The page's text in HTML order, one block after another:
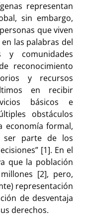
representan
sin embargo,
que viven
las palabras del
y comunidades
reconocimiento
y recursos
en recibir
básicos e
obstáculos
economía formal,
ser parte de los
[1]. En el
que la población
[2], pero,
representación
de desventaja
derechos.